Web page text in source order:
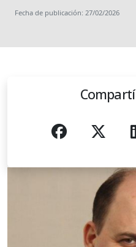
Fecha de publicación: 27/02/2026